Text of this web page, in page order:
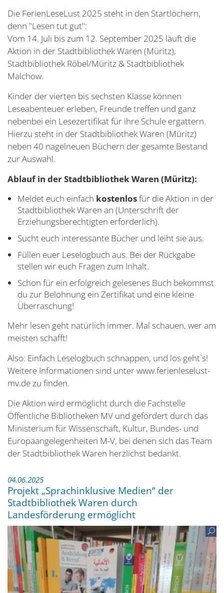
Die FerienLeseLust 2025 steht in den Startlöchern,
denn "Lesen tut gut":
Vom 14. Juli bis zum 12. September 2025 läuft die
Aktion in der Stadtbibliothek Waren (Müritz),
Stadtbibliothek Röbel/Müritz & Stadtbibliothek
Malchow.
Kinder der vierten bis sechsten Klasse können
Leseabenteuer erleben, Freunde treffen und ganz
nebenbei ein Lesezertifikat für ihre Schule ergattern.
Hierzu steht in der Stadtbibliothek Waren (Müritz)
neben 40 nagelneuen Büchern der gesamte Bestand
zur Auswahl.
Ablauf in der Stadtbibliothek Waren (Müritz):
Meldet euch einfach kostenlosfür die Aktion in der
Stadtbibliothek Waren an (Unterschrift der
Erziehungsberechtigten erforderlich).
Sucht euch interessante Bücher und leiht sie aus.
Füllen euer Leselogbuch aus. Bei der Rückgabe
stellen wir euch Fragen zum Inhalt.
Schon für ein erfolgreich gelesenes Buch bekommst
du zur Belohnung ein Zertifikat und eine kleine
Überraschung!
Mehr lesen geht natürlich immer. Mal schauen, wer am
meisten schafft!
Also: Einfach Leselogbuch schnappen, und los geht`s!
Weitere Informationen sind unter www.ferienleselust-
mv.de zu finden.
Die Aktion wird ermöglicht durch die Fachstelle
Öffentliche Bibliotheken MV und gefördert durch das
Ministerium für Wissenschaft, Kultur, Bundes- und
Europaangelegenheiten M-V, bei denen sich das Team
der Stadtbibliothek Waren herzlichst bedankt.
04.06.2025
Projekt „Sprachinklusive Medien“ der
Stadtbibliothek Waren durch
Landesförderung ermöglicht